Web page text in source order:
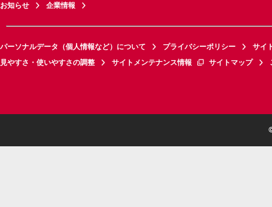
お知らせ 企業情報
パーソナルデータ（個人情報など）について プライバシーポリシー
サイ
見やすさ・使いやすさの調整
サイトメンテナンス情報 サイトマップ